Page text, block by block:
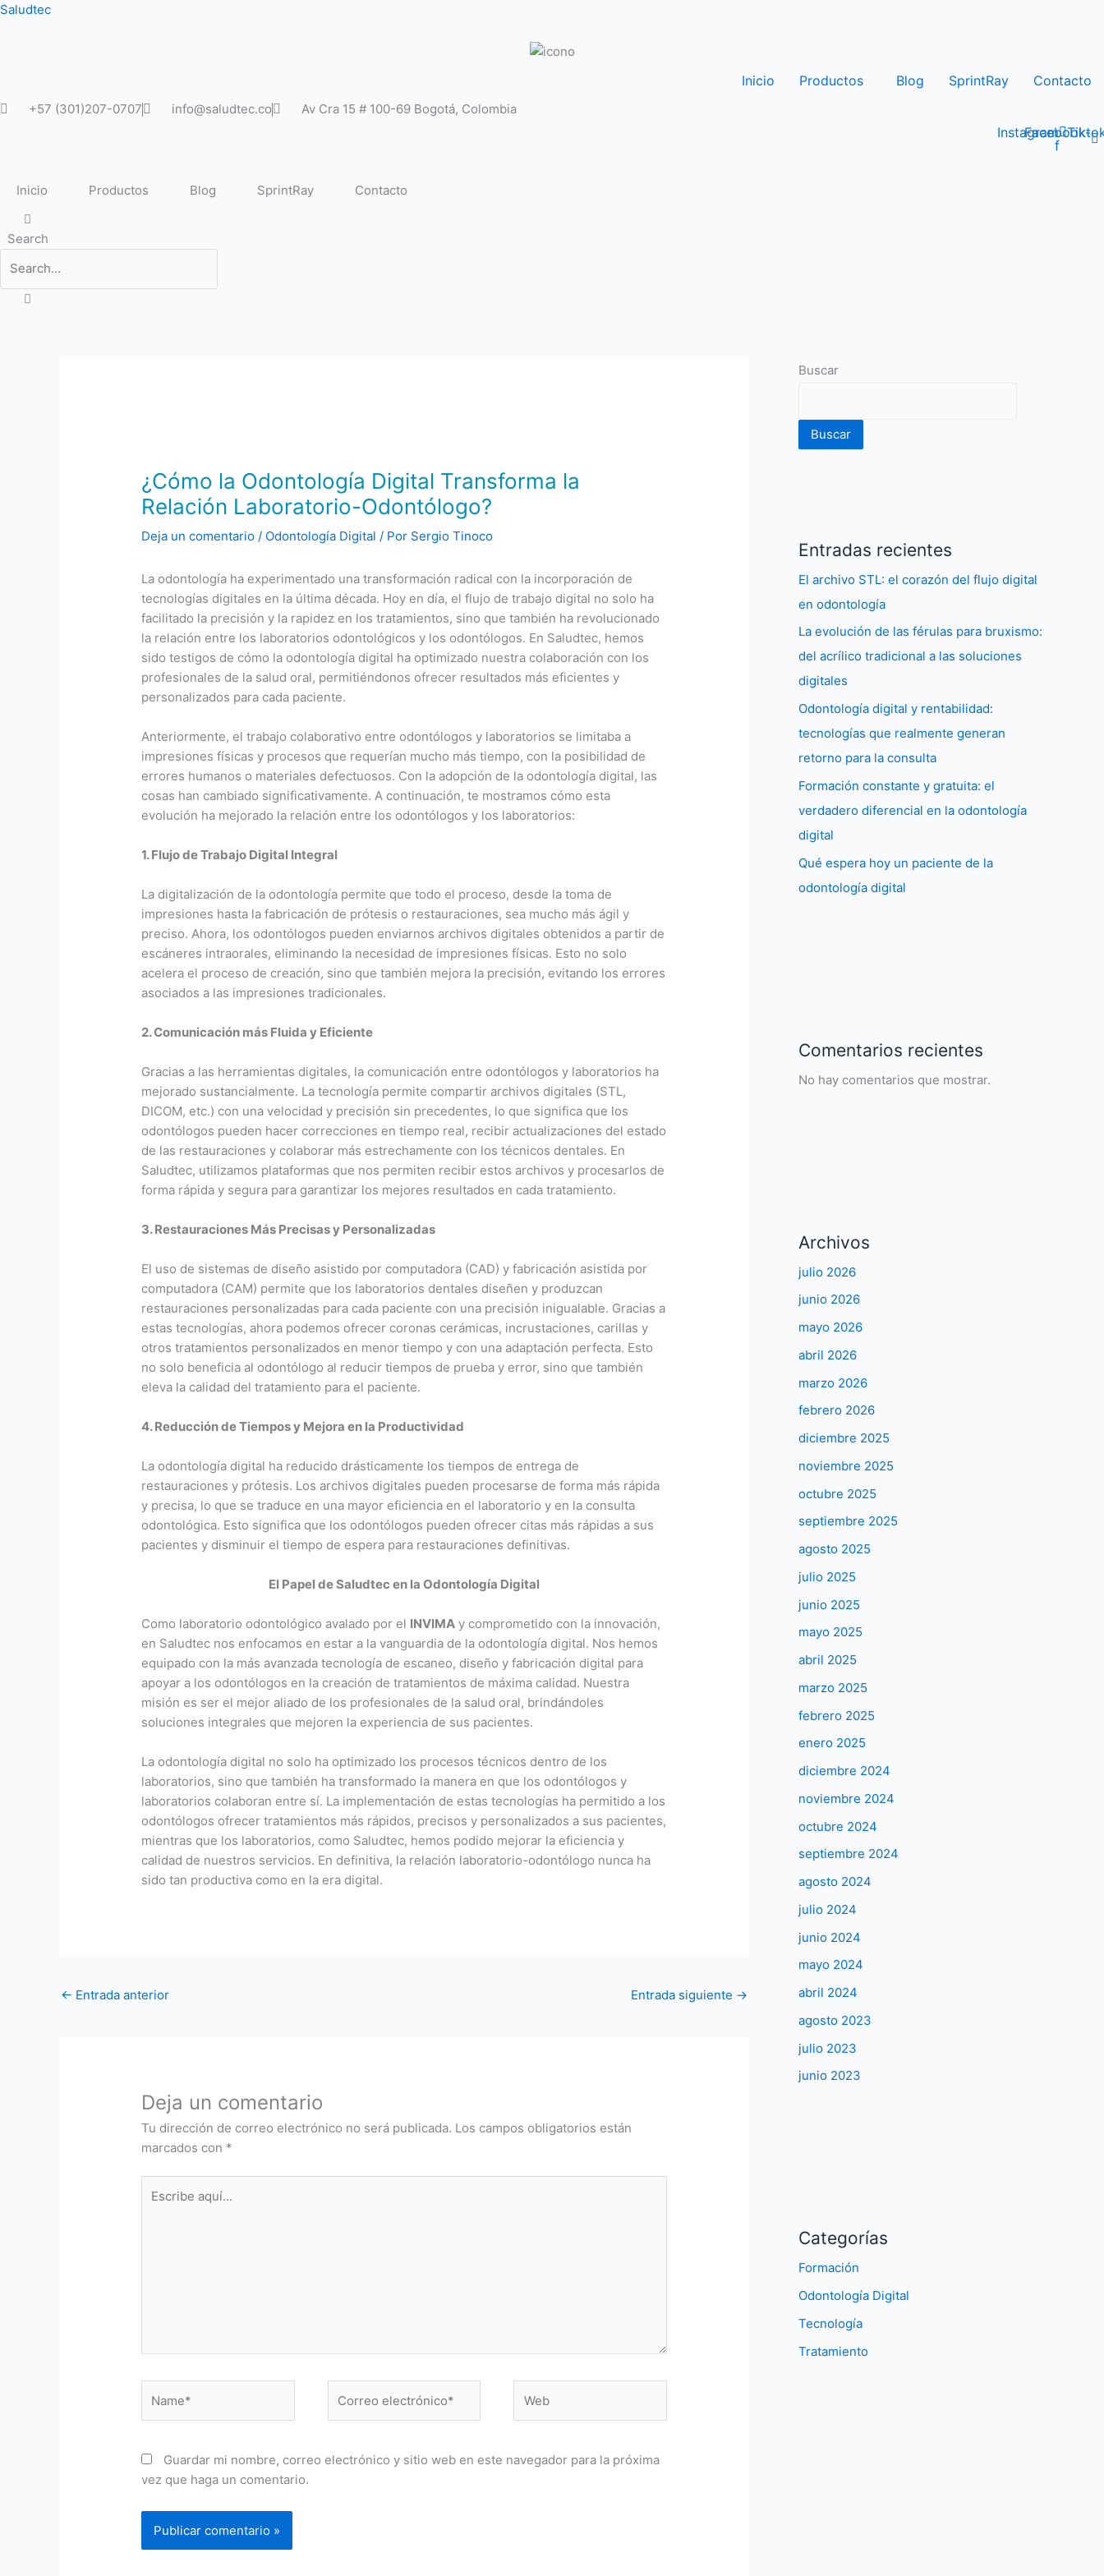
Ir
Saludtec
Inicio Productos Blog SprintRay Contacto
+57 (301)207-0707 info@saludtec.co Av Cra 15 # 100-69 Bogotá, Colombia
Instagram
Facebook-
f
Inicio Productos Blog SprintRay Contacto
Search
¿Cómo la Odontología Digital Transforma la
Relación Laboratorio-Odontólogo?
Deja un comentario / Odontología Digital / Por Sergio Tinoco
La odontología ha experimentado una transformación radical con la incorporación de
tecnologías digitales en la última década. Hoy en día, el flujo de trabajo digital no solo ha
facilitado la precisión y la rapidez en los tratamientos, sino que también ha revolucionado
la relación entre los laboratorios odontológicos y los odontólogos. En Saludtec, hemos
sido testigos de cómo la odontología digital ha optimizado nuestra colaboración con los
profesionales de la salud oral, permitiéndonos ofrecer resultados más eficientes y
personalizados para cada paciente.
Anteriormente, el trabajo colaborativo entre odontólogos y laboratorios se limitaba a
impresiones físicas y procesos que requerían mucho más tiempo, con la posibilidad de
errores humanos o materiales defectuosos. Con la adopción de la odontología digital, las
cosas han cambiado significativamente. A continuación, te mostramos cómo esta
evolución ha mejorado la relación entre los odontólogos y los laboratorios:
1. Flujo de Trabajo Digital Integral
La digitalización de la odontología permite que todo el proceso, desde la toma de
impresiones hasta la fabricación de prótesis o restauraciones, sea mucho más ágil y
preciso. Ahora, los odontólogos pueden enviarnos archivos digitales obtenidos a partir de
escáneres intraorales, eliminando la necesidad de impresiones físicas. Esto no solo
acelera el proceso de creación, sino que también mejora la precisión, evitando los errores
asociados a las impresiones tradicionales.
2. Comunicación más Fluida y Eficiente
Gracias a las herramientas digitales, la comunicación entre odontólogos y laboratorios ha
mejorado sustancialmente. La tecnología permite compartir archivos digitales (STL,
DICOM, etc.) con una velocidad y precisión sin precedentes, lo que significa que los
odontólogos pueden hacer correcciones en tiempo real, recibir actualizaciones del estado
de las restauraciones y colaborar más estrechamente con los técnicos dentales. En
Saludtec, utilizamos plataformas que nos permiten recibir estos archivos y procesarlos de
forma rápida y segura para garantizar los mejores resultados en cada tratamiento.
3. Restauraciones Más Precisas y Personalizadas
El uso de sistemas de diseño asistido por computadora (CAD) y fabricación asistida por
computadora (CAM) permite que los laboratorios dentales diseñen y produzcan
restauraciones personalizadas para cada paciente con una precisión inigualable. Gracias a
estas tecnologías, ahora podemos ofrecer coronas cerámicas, incrustaciones, carillas y
otros tratamientos personalizados en menor tiempo y con una adaptación perfecta. Esto
no solo beneficia al odontólogo al reducir tiempos de prueba y error, sino que también
eleva la calidad del tratamiento para el paciente.
4. Reducción de Tiempos y Mejora en la Productividad
La odontología digital ha reducido drásticamente los tiempos de entrega de
restauraciones y prótesis. Los archivos digitales pueden procesarse de forma más rápida
y precisa, lo que se traduce en una mayor eficiencia en el laboratorio y en la consulta
odontológica. Esto significa que los odontólogos pueden ofrecer citas más rápidas a sus
pacientes y disminuir el tiempo de espera para restauraciones definitivas.
El Papel de Saludtec en la Odontología Digital
Como laboratorio odontológico avalado por el INVIMA y comprometido con la innovación,
en Saludtec nos enfocamos en estar a la vanguardia de la odontología digital. Nos hemos
equipado con la más avanzada tecnología de escaneo, diseño y fabricación digital para
apoyar a los odontólogos en la creación de tratamientos de máxima calidad. Nuestra
misión es ser el mejor aliado de los profesionales de la salud oral, brindándoles
soluciones integrales que mejoren la experiencia de sus pacientes.
La odontología digital no solo ha optimizado los procesos técnicos dentro de los
laboratorios, sino que también ha transformado la manera en que los odontólogos y
laboratorios colaboran entre sí. La implementación de estas tecnologías ha permitido a los
odontólogos ofrecer tratamientos más rápidos, precisos y personalizados a sus pacientes,
mientras que los laboratorios, como Saludtec, hemos podido mejorar la eficiencia y
calidad de nuestros servicios. En definitiva, la relación laboratorio-odontólogo nunca ha
sido tan productiva como en la era digital.
← Entrada anterior Entrada siguiente →
Deja un comentario
Tu dirección de correo electrónico no será publicada. Los campos obligatorios están
marcados con *
aquí...
electrónico*
Guardar mi nombre, correo electrónico y sitio web en este navegador para la próxima
vez que haga un comentario.
Buscar
Buscar
Entradas recientes
El archivo STL: el corazón del flujo digital
en odontología
La evolución de las férulas para bruxismo:
del acrílico tradicional a las soluciones
digitales
Odontología digital y rentabilidad:
tecnologías que realmente generan
retorno para la consulta
Formación constante y gratuita: el
verdadero diferencial en la odontología
digital
Qué espera hoy un paciente de la
odontología digital
Comentarios recientes
No hay comentarios que mostrar.
Archivos
julio 2026
junio 2026
mayo 2026
abril 2026
marzo 2026
febrero 2026
diciembre 2025
noviembre 2025
octubre 2025
septiembre 2025
agosto 2025
julio 2025
junio 2025
mayo 2025
abril 2025
marzo 2025
febrero 2025
enero 2025
diciembre 2024
noviembre 2024
octubre 2024
septiembre 2024
agosto 2024
julio 2024
junio 2024
mayo 2024
abril 2024
agosto 2023
julio 2023
junio 2023
Categorías
Formación
Odontología Digital
Tecnología
Tratamiento